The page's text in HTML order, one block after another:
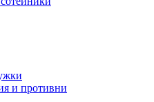
и противни